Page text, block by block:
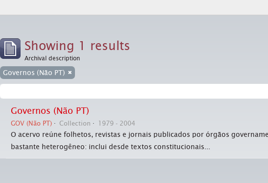
Showing 1 results
Archival description
Governos (Não PT)
Governos (Não PT)
GOV (Não PT) Collection 1979 - 2004
O acervo reúne folhetos, revistas e jornais publicados por órgãos
bastante heterogêneo: inclui desde textos constitucionais...